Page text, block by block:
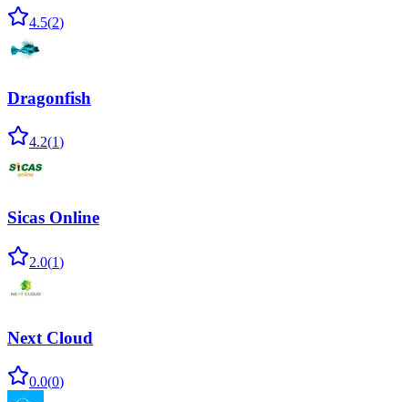
4.5(2)
Dragonfish
4.2(1)
Sicas Online
2.0(1)
Next Cloud
0.0(0)